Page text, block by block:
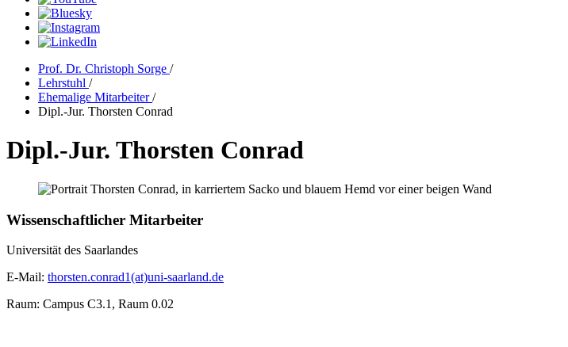
Prof. Dr. Christoph Sorge /
Lehrstuhl /
Ehemalige Mitarbeiter/
Dipl.-Jur. Thorsten Conrad
Dipl.-Jur. Thorsten Conrad
Wissenschaftlicher Mitarbeiter
Universität des Saarlandes
E-Mail: thorsten.conrad1(at)uni-saarland.de
Raum: Campus C3.1, Raum 0.02